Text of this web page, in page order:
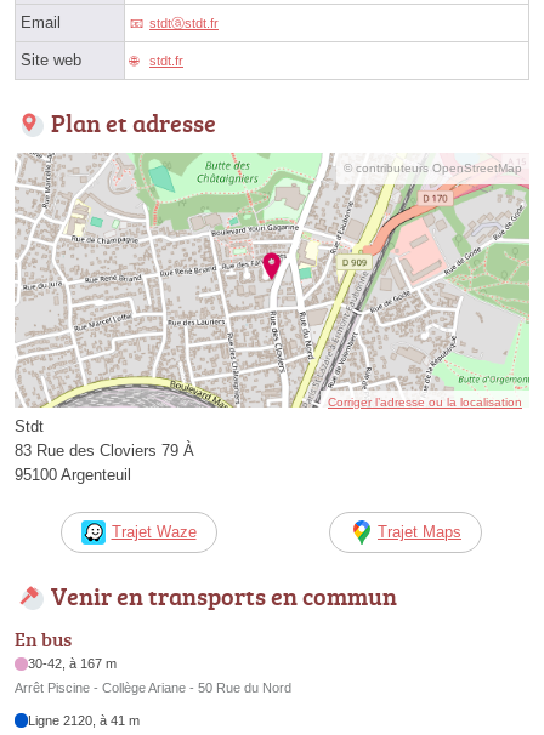
Email stdtⓐstdt.fr
Site web stdt.fr
Plan et adresse
© contributeurs OpenStreetMap
Corriger l’adresse ou la localisation
Stdt
83 Rue des Cloviers 79 À
95100 Argenteuil
Trajet Waze Trajet Maps
Venir en transports en commun
En bus
30-42, à 167 m
Arrêt Piscine - Collège Ariane - 50 Rue du Nord
Ligne 2120, à 41 m